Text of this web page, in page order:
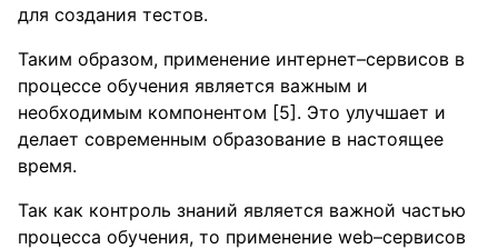
для создания тестов.
Таким образом, применение интернет–сервисов в
процессе обучения является важным и
необходимым компонентом [5]. Это улучшает и
делает современным образование в настоящее
время.
Так как контроль знаний является важной частью
процесса обучения, то применение web–сервисов